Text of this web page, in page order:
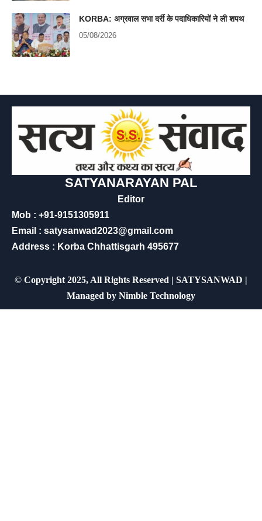
KORBA: अग्रवाल सभा दर्री के पदाधिकारियों ने ली शपथ
05/08/2026
SATYANARAYAN PAL
Editor
Mob : +91-9151305911
Email : satysanwad2023@gmail.com
Address : Korba Chhattisgarh 495677
© Copyright 2025, All Rights Reserved | SATYSANWAD |
Managed by Nimble Technology